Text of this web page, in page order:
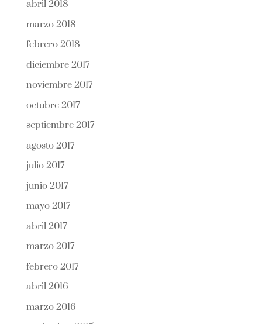
abril 2018
marzo 2018
febrero 2018
diciembre 2017
noviembre 2017
octubre 2017
septiembre 2017
agosto 2017
julio 2017
junio 2017
mayo 2017
abril 2017
marzo 2017
febrero 2017
abril 2016
marzo 2016